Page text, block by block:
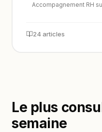
Accompagnement RH
24 articles
Le plus
semaine